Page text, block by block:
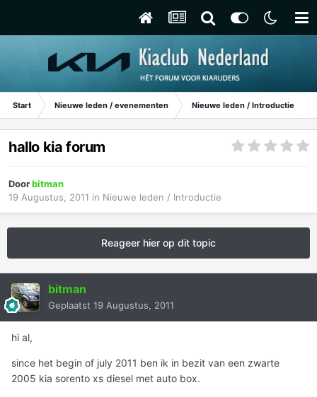
Start Nieuwe leden / evenementen Nieuwe leden / Introductie
hallo kia forum
Doorbitman
19 Augustus, 2011 in Nieuwe leden / Introductie
Reageer hier op dit topic
bitman
Geplaatst 19 Augustus, 2011
hi al,
since het begin of july 2011 ben ik in bezit van een zwarte
2005 kia sorento xs diesel met auto box.